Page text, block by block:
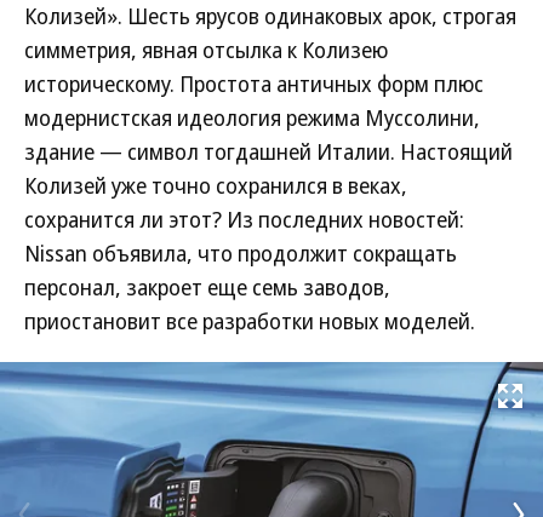
Колизей». Шесть ярусов одинаковых арок, строгая
симметрия, явная отсылка к Колизею
историческому. Простота античных форм плюс
модернистская идеология режима Муссолини,
здание — символ тогдашней Италии. Настоящий
Колизей уже точно сохранился в веках,
сохранится ли этот? Из последних новостей:
Nissan объявила, что продолжит сокращать
персонал, закроет еще семь заводов,
приостановит все разработки новых моделей.
Развернуть